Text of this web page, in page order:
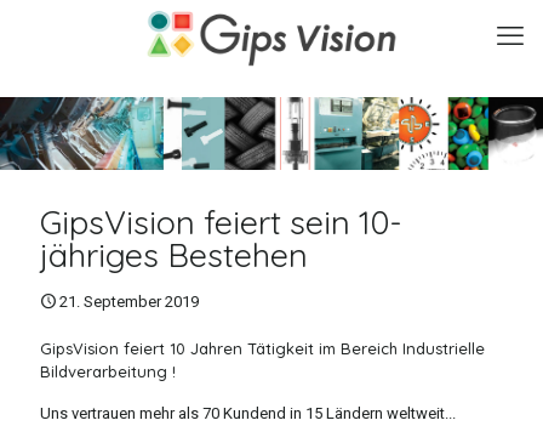
GipsVision feiert sein 10-
jähriges Bestehen
21. September 2019
GipsVision feiert 10 Jahren Tätigkeit im Bereich Industrielle
Bildverarbeitung !
Uns vertrauen mehr als 70 Kundend in 15 Ländern weltweit...